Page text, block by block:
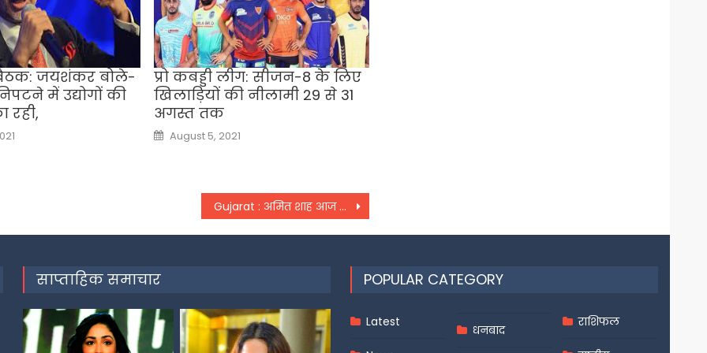
जयशंकर बोले-
में उद्योगों की
रही,
प्रो कबड्डी लीग: सीजन-8 के लिए
खिलाड़ियों की नीलामी 29 से 31
अगस्त तक
Posted
on
August 5, 2021
Gujarat : अमित शाह आज करेंगे भाजपा कोर कमेटी की बैठक की अध्यक्षता,
साप्ताहिक समाचार POPULAR CATEGORY
Latest
धनबाद
राशिफल